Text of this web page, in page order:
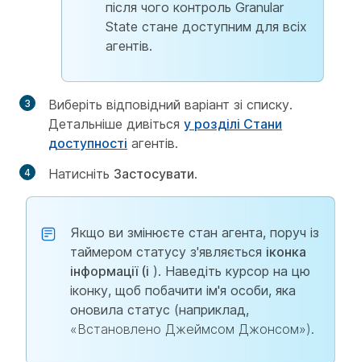
після чого контроль Granular
State стане доступним для всіх
агентів.
Виберіть відповідний варіант зі списку.
Детальніше дивіться у розділі Стани
доступності агентів.
Натисніть Застосувати.
Якщо ви змінюєте стан агента, поруч із
таймером статусу з'являється іконка
інформації (i ). Наведіть курсор на цю
іконку, щоб побачити ім'я особи, яка
оновила статус (наприклад,
«Встановлено Джеймсом Джонсом»).